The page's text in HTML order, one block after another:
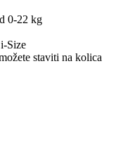
0-22 kg
Size
staviti na kolica